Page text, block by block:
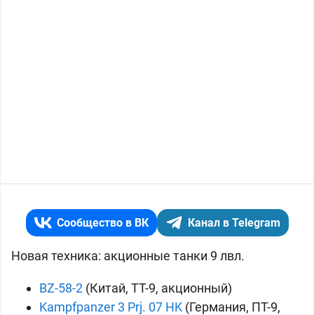
Сообщество в ВК Канал в Telegram
Новая техника: акционные танки 9 лвл.
BZ-58-2 (Китай, ТТ-9, акционный)
Kampfpanzer 3 Prj. 07 HK (Германия, ПТ-9,